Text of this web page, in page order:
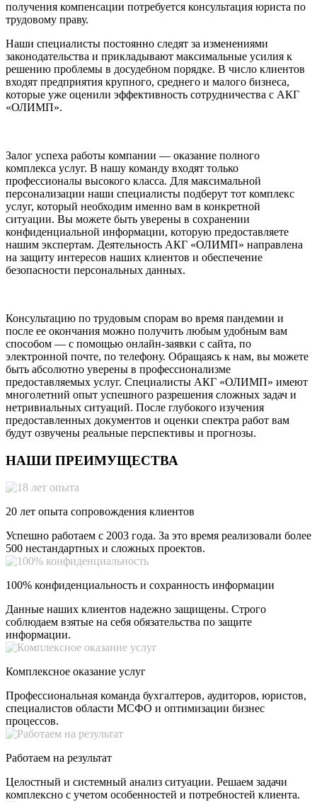
получения компенсации потребуется консультация юриста по
трудовому праву.
Наши специалисты постоянно следят за изменениями
законодательства и прикладывают максимальные усилия к
решению проблемы в досудебном порядке. В число клиентов
входят предприятия крупного, среднего и малого бизнеса,
которые уже оценили эффективность сотрудничества с АКГ
«ОЛИМП».
Залог успеха работы компании — оказание полного
комплекса услуг. В нашу команду входят только
профессионалы высокого класса. Для максимальной
персонализации наши специалисты подберут тот комплекс
услуг, который необходим именно вам в конкретной
ситуации. Вы можете быть уверены в сохранении
конфиденциальной информации, которую предоставляете
нашим экспертам. Деятельность АКГ «ОЛИМП» направлена
на защиту интересов наших клиентов и обеспечение
безопасности персональных данных.
Консультацию по трудовым спорам во время пандемии и
после ее окончания можно получить любым удобным вам
способом — с помощью онлайн-заявки с сайта, по
электронной почте, по телефону. Обращаясь к нам, вы можете
быть абсолютно уверены в профессионализме
предоставляемых услуг. Специалисты АКГ «ОЛИМП» имеют
многолетний опыт успешного разрешения сложных задач и
нетривиальных ситуаций. После глубокого изучения
предоставленных документов и оценки спектра работ вам
будут озвучены реальные перспективы и прогнозы.
НАШИ ПРЕИМУЩЕСТВА
20 лет опыта сопровождения клиентов
Успешно работаем с 2003 года. За это время реализовали более
500 нестандартных и сложных проектов.
100% конфиденциальность и сохранность информации
Данные наших клиентов надежно защищены. Строго
соблюдаем взятые на себя обязательства по защите
информации.
Комплексное оказание услуг
Профессиональная команда бухгалтеров, аудиторов, юристов,
специалистов области МСФО и оптимизации бизнес
процессов.
Работаем на результат
Целостный и системный анализ ситуации. Решаем задачи
комплексно с учетом особенностей и потребностей клиента.